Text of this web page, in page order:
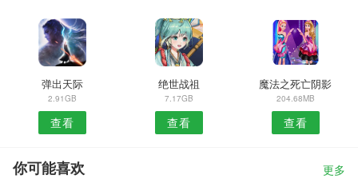
弹出天际
2.91GB
查看
绝世战祖
7.17GB
查看
魔法之死亡阴影
204.68MB
查看
你可能喜欢 更多